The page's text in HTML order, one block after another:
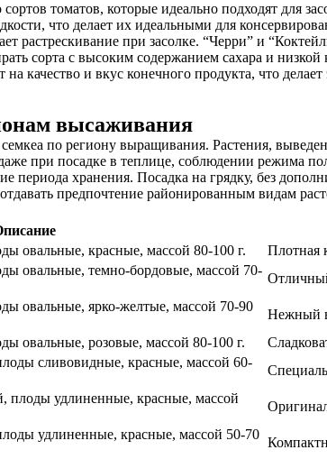
томатов, которые идеально подходят для
что делает их идеальными для
растрескивание при засолке. “Черри” и
сорта с высоким содержанием сахара и
качество и вкус конечного продукта, что
высаживания
по региону выращивания. Растения,
при посадке в теплице, соблюдении режима
периода хранения. Посадка на грядку, без
предпочтение районированным видам
овальные, красные, массой 80-100 г.
Плотная
овальные, темно-бордовые, массой 70-
овальные, ярко-желтые, массой 70-90
Нежный
овальные, розовые, массой 80-100 г.
сливовидные, красные, массой 60-
плоды удлиненные, красные, массой
удлиненные, красные, массой 50-70